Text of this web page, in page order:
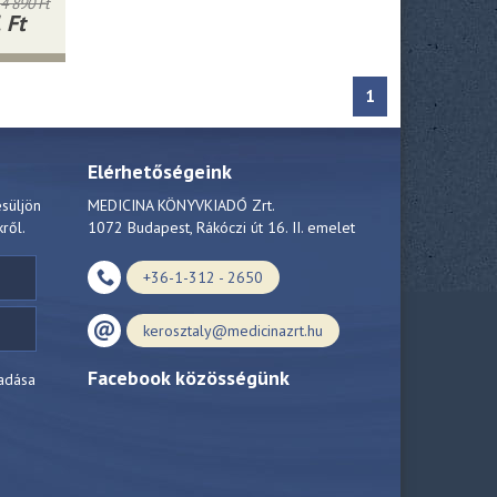
Ft
1
Elérhetőségeink
MEDICINA KÖNYVKIADÓ Zrt.
1072 Budapest, Rákóczi út 16. II. emelet
+36-1-312 - 2650
kerosztaly@medicinazrt.hu
Facebook közösségünk